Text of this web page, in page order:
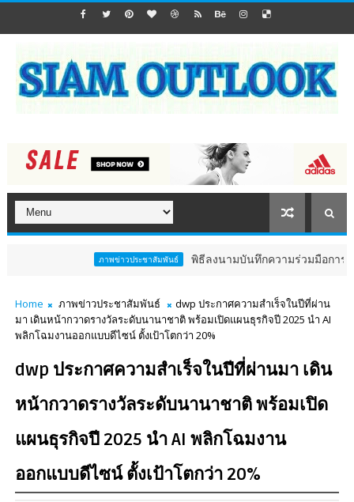
ภาพข่าวประชาสัมพันธ์ พิธีลงนามบันทึกความร่วมมือการวิจัยและพัฒนา
Home ภาพข่าวประชาสัมพันธ์
dwp ประกาศความสำเร็จในปีที่ผ่าน
มา เดินหน้ากวาดรางวัลระดับนานาชาติ พร้อมเปิดแผนธุรกิจปี 2025 นำ AI
พลิกโฉมงานออกแบบดีไซน์ ตั้งเป้าโตกว่า 20%
dwp ประกาศความสำเร็จในปีที่ผ่านมา เดิน
หน้ากวาดรางวัลระดับนานาชาติ พร้อมเปิด
แผนธุรกิจปี 2025 นำ AI พลิกโฉมงาน
ออกแบบดีไซน์ ตั้งเป้าโตกว่า 20%